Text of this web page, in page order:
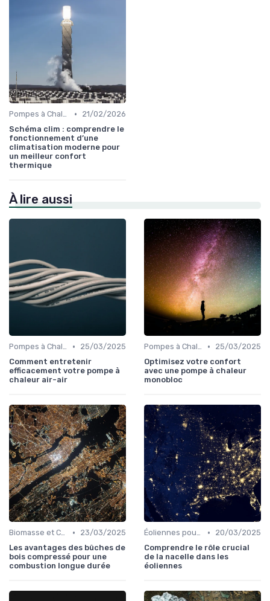
Pompes à Chaleur et Géothermie •
21/02/2026
Schéma clim : comprendre le
fonctionnement d’une
climatisation moderne pour
un meilleur confort
thermique
À lire aussi
Pompes à Chaleur et Géothermie •
25/03/2025
Comment entretenir
efficacement votre pompe à
chaleur air-air
Pompes à Chaleur et Géothermie •
25/03/2025
Optimisez votre confort
avec une pompe à chaleur
monobloc
Biomasse et Chauffage Écologique •
23/03/2025
Les avantages des bûches de
bois compressé pour une
combustion longue durée
Éoliennes pour Particuliers •
20/03/2025
Comprendre le rôle crucial
de la nacelle dans les
éoliennes